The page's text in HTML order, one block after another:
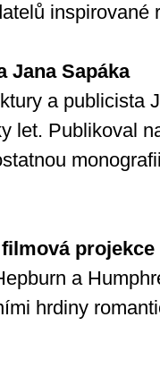
inspirované
Jana Sapáka
a publicista
let. Publikoval
projekce
a
hrdiny